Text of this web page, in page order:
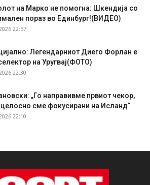
на Марко не помогна: Шкендија со
пораз во Единбург!(ВИДЕО)
22:57
Легендарниот Диего Форлан е
на Уругвај(ФОТО)
22:30
„Го направивме првиот чекор,
целосно сме фокусирани на Исланд“
22:10